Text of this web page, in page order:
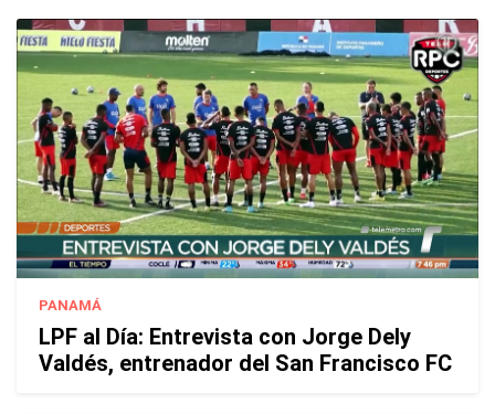
PANAMÁ
LPF al Día: Entrevista con Jorge Dely
Valdés, entrenador del San Francisco FC